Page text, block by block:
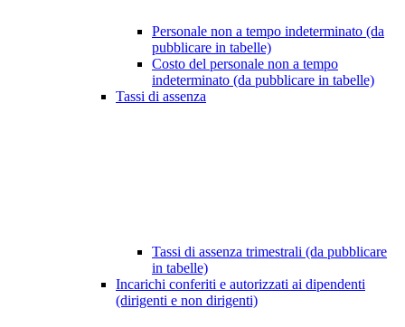
Personale non a tempo indeterminato (da
pubblicare in tabelle)
Costo del personale non a tempo
indeterminato (da pubblicare in tabelle)
Tassi di assenza
Tassi di assenza trimestrali (da pubblicare
in tabelle)
Incarichi conferiti e autorizzati ai dipendenti
(dirigenti e non dirigenti)